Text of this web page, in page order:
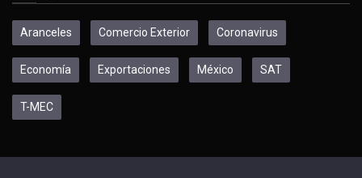
Aranceles Comercio Exterior Coronavirus
Economía Exportaciones México SAT
T-MEC